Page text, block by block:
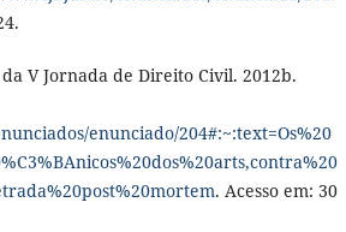
V Jornada de Direito Civil. 2012b.
enunciado/204#:~:text=Os%20
. Acesso em: 30